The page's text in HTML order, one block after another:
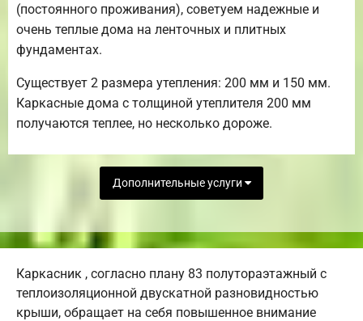
(постоянного проживания), советуем надежные и
очень теплые дома на ленточных и плитных
фундаментах.
Существует 2 размера утепления: 200 мм и 150 мм.
Каркасные дома с толщиной утеплителя 200 мм
получаются теплее, но несколько дороже.
Дополнительные услуги
Каркасник , согласно плану 83 полутораэтажный с
теплоизоляционной двускатной разновидностью
крыши, обращает на себя повышенное внимание